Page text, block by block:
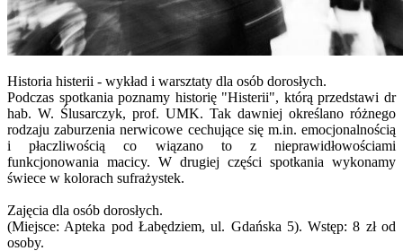
Historia histerii - wykład i warsztaty dla osób dorosłych.
Podczas spotkania poznamy historię "Histerii", którą przedstawi dr
hab. W. Ślusarczyk, prof. UMK. Tak dawniej określano różnego
rodzaju zaburzenia nerwicowe cechujące się m.in. emocjonalnością
i płaczliwością co wiązano to z nieprawidłowościami
funkcjonowania macicy. W drugiej części spotkania wykonamy
świece w kolorach sufrażystek.
Zajęcia dla osób dorosłych.
(Miejsce: Apteka pod Łabędziem, ul. Gdańska 5). Wstęp: 8 zł od
osoby.